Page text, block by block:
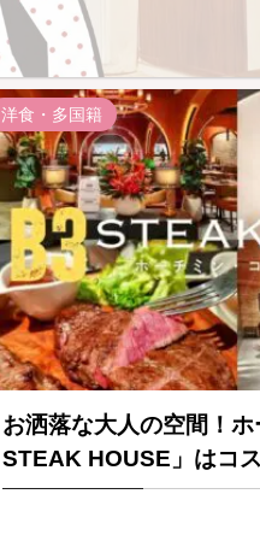
洋食・多国籍
お洒落な大人の空間！
STEAK HOUSE」はコ